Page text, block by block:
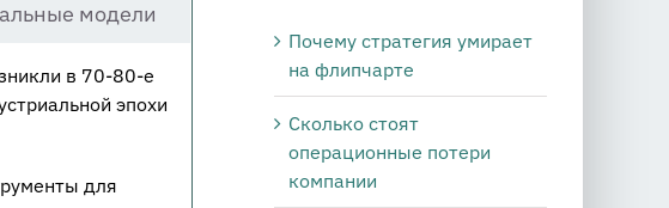
модели
в 70-80-е
эпохи
для
Почему стратегия умирает
на флипчарте
Сколько стоят
операционные потери
компании